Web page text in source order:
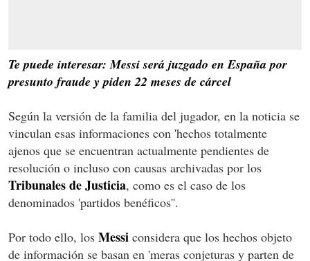
Te puede interesar: Messi será juzgado en España por
presunto fraude y piden 22 meses de cárcel
Según la versión de la familia del jugador, en la noticia se
vinculan esas informaciones con 'hechos totalmente
ajenos que se encuentran actualmente pendientes de
resolución o incluso con causas archivadas por los
Tribunales de Justicia, como es el caso de los
denominados 'partidos benéficos''.
Por todo ello, los Messi considera que los hechos objeto
de información se basan en 'meras conjeturas y parten de